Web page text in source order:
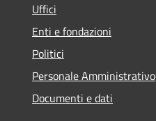
Uffici
Enti e fondazioni
Politici
Personale Amministrativo
Documenti e dati